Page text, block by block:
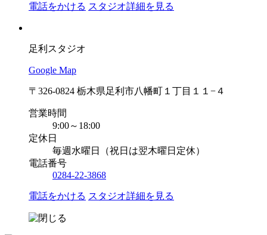
電話をかける スタジオ詳細を見る
足利スタジオ
Google Map
〒326-0824 栃木県足利市八幡町１丁目１１−４
営業時間
9:00～18:00
定休日
毎週水曜日（祝日は翌木曜日定休）
電話番号
0284-22-3868
電話をかける スタジオ詳細を見る